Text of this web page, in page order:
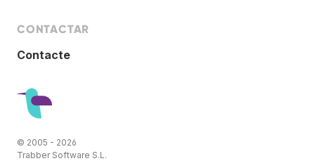
CONTACTAR
Contacte
© 2005 - 2026
Trabber Software S.L.